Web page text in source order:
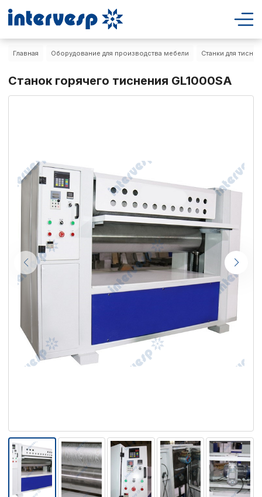
Главная Оборудование для производства мебели Станки для
Станок горячего тиснения GL1000SA